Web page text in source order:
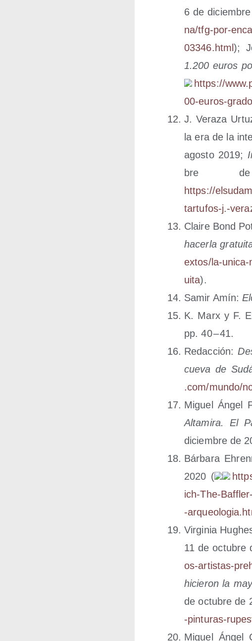
6 de
n​a​/​t​f​g​-​p​o​r​-​
0​3​3​4​6​.​h​tml );
1.200 euros
https://​
0​0​-​e​u​r​o​s​-​
J. Vera­za
la era de la
agos­to 2019;
bre
https://
tartufos‑j.-
Clai­re Bond
hacer­la
e​x​t​o​s​/​l​a​-​
u​ita).
Samir Amín:
K. Marx y F.
pp. 40 – 41.
Redac­ción:
cue­va de
.com/​m​u​n​d​o​/​
Miguel Ángel
Alta­mi­ra. El
diciem­bre de
Bár­ba­ra
2020 (
i​c​h​-​T​h​e​-​
-​
Vir­gi­nia
11 de octu­bre
o​s​-​a​r​t​i​s​t​a​s​-​
hicie­ron la
de octu­bre de
-​p​i​n​t​u​r​a​s​-​
Miguel Ángel